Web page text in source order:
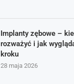
Implanty zębowe –
rozważyć i jak
kroku
28 maja 2026